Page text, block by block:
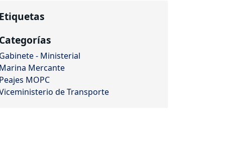
Etiquetas
Categorías
Gabinete - Ministerial
Marina Mercante
Peajes MOPC
de Transporte